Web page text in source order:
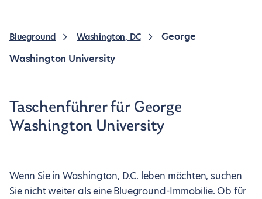
Blueground Washington, DC
George
Washington University
Taschenführer für George
Washington University
Wenn Sie in Washington, D.C. leben möchten, suchen
Sie nicht weiter als eine Blueground-Immobilie. Ob für